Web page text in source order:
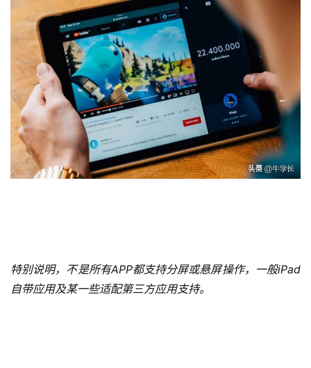
特别说明，不是所有APP都支持分屏或悬屏操作，一般iPad
自带应用及某一些适配第三方应用支持。